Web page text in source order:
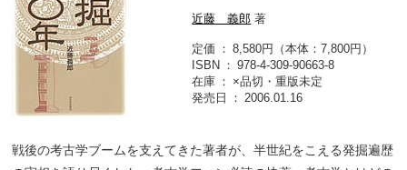
近藤 義郎 著
定価
8,580円（本体：7,800円）
ISBN
978-4-309-90663-8
在庫
×品切・重版未定
発売日
2006.01.16
戦後の考古学ブームを支えてきた著者が、半世紀をこえる発掘遍歴